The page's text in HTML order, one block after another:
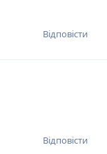
Відповісти
Відповісти